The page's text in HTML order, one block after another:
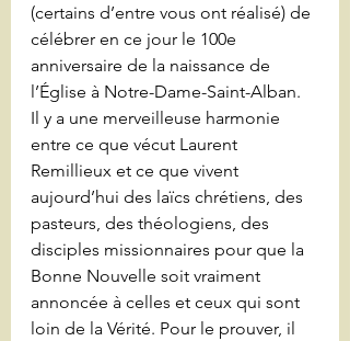
(certains d’entre vous ont réalisé) de
célébrer en ce jour le 100e
anniversaire de la naissance de
l’Église à Notre-Dame-Saint-Alban.
Il y a une merveilleuse harmonie
entre ce que vécut Laurent
Remillieux et ce que vivent
aujourd’hui des laïcs chrétiens, des
pasteurs, des théologiens, des
disciples missionnaires pour que la
Bonne Nouvelle soit vraiment
annoncée à celles et ceux qui sont
loin de la Vérité. Pour le prouver, il